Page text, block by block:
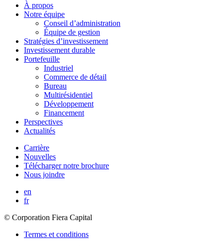
À propos
Notre équipe
Conseil d’administration
Équipe de gestion
Stratégies d’investissement
Investissement durable
Portefeuille
Industriel
Commerce de détail
Bureau
Multirésidentiel
Développement
Financement
Perspectives
Actualités
Carrière
Nouvelles
Télécharger notre brochure
Nous joindre
en
fr
© Corporation Fiera Capital
Termes et conditions